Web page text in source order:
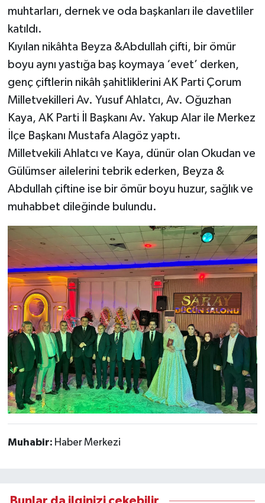
muhtarları, dernek ve oda başkanları ile davetliler
katıldı.
Kıyılan nikâhta Beyza &Abdullah çifti, bir ömür
boyu aynı yastığa baş koymaya ‘evet’ derken,
genç çiftlerin nikâh şahitliklerini AK Parti Çorum
Milletvekilleri Av. Yusuf Ahlatcı, Av. Oğuzhan
Kaya, AK Parti İl Başkanı Av. Yakup Alar ile Merkez
İlçe Başkanı Mustafa Alagöz yaptı.
Milletvekili Ahlatcı ve Kaya, dünür olan Okudan ve
Gülümser ailelerini tebrik ederken, Beyza &
Abdullah çiftine ise bir ömür boyu huzur, sağlık ve
muhabbet dileğinde bulundu.
Muhabir: Haber Merkezi